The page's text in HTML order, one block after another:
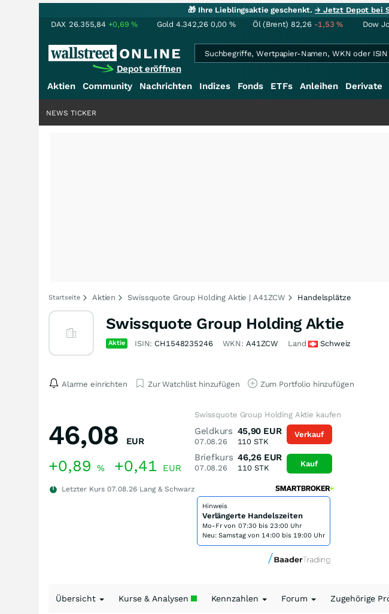
🎁 Ihre Lieblingsaktie geschenkt.→ Jetzt Depot bei
DAX 26.355,84 +0,69% Gold 4.342,26 0,00 % Öl (Brent) 82,26 -1,53% Dow
Depot eröffnen
Aktien Community Nachrichten Indizes Fonds ETFs Anleihen Derivate
NEWS TICKER
Startseite Aktien Swissquote Group Holding Aktie | A41ZCW Handelsplätze
Swissquote Group Holding Aktie
Aktie ISIN: CH1548235246 WKN: A41ZCW Land Schweiz
Alarme einrichten Zur Watchlist hinzufügen Zum Portfolio hinzufügen
46,08 EUR
+0,89 % +0,41 EUR
Letzter Kurs 07.08.26 Lang & Schwarz
Swissquote Group Holding Aktie kaufen
Geldkurs
07.08.26
45,90 EUR
110 STK
Briefkurs
07.08.26
46,26 EUR
110STK
Verkauf
Kauf
Hinweis
Verlängerte Handelszeiten
Mo-Fr von 07:30 bis 23:00 Uhr
Neu: Samstag von 14:00 bis 19:00 Uhr
Übersicht Kurse & Analysen Kennzahlen Forum Zugehörige